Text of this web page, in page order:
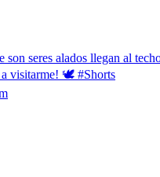
son seres alados llegan al
visitarme! 🕊️ #Shorts